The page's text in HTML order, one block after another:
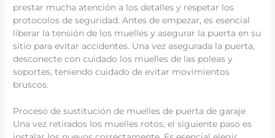
prestar mucha atención a los detalles y respetar los
protocolos de seguridad. Antes de empezar, es esencial
liberar la tensión de los muelles y asegurar la puerta en su
sitio para evitar accidentes. Una vez asegurada la puerta,
desconecte con cuidado los muelles de las poleas y
soportes, teniendo cuidado de evitar movimientos
bruscos.
Proceso de sustitución de muelles de puerta de garaje
Una vez retirados los muelles rotos, el siguiente paso es